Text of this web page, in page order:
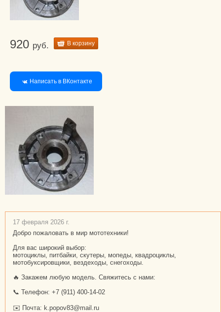
920 руб. В корзину
Написать в ВКонтакте
17 февраля 2026 г.
Добро пожаловать в мир мототехники!
Для вас широкий выбор:
мотоциклы, питбайки, скутеры, мопеды, квадроциклы,
мотобуксировщики, вездеходы, снегоходы.
🔥 Закажем любую модель. Свяжитесь с нами:
📞 Телефон: +7 (911) 400-14-02
✉️ Почта: k.popov83@mail.ru